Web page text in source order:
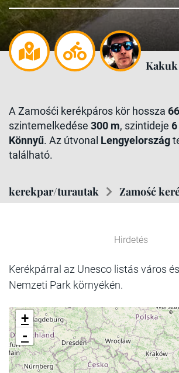
A Zamośći kerékpáros kör hossza
szintemelkedése 300 m, szintideje 6
Könnyű. Az útvonal Lengyelország
található.
kerekpar/turautak Zamość
Hirdetés
Kerékpárral az Unesco listás város
Nemzeti Park környékén.
+
-